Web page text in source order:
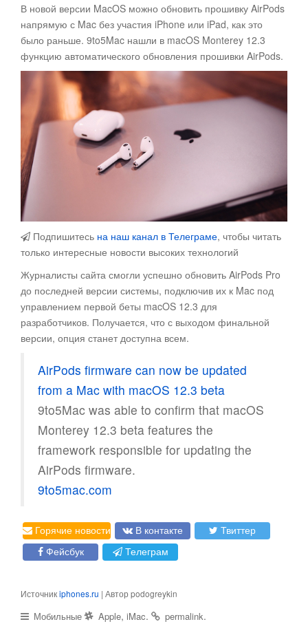
В новой версии MacOS можно обновить прошивку AirPods
напрямую с Mac без участия iPhone или iPad, как это
было раньше. 9to5Mac нашли в macOS Monterey 12.3
функцию автоматического обновления прошивки AirPods.
Подпишитесь на наш канал в Телеграме, чтобы читать
только интересные новости высоких технологий
Журналисты сайта смогли успешно обновить AirPods Pro
до последней версии системы, подключив их к Mac под
управлением первой беты macOS 12.3 для
разработчиков. Получается, что с выходом финальной
версии, опция станет доступна всем.
AirPods firmware can now be updated
from a Mac with macOS 12.3 beta
9to5Mac was able to confirm that macOS
Monterey 12.3 beta features the
framework responsible for updating the
AirPods firmware.
9to5mac.com
Горячие новости В контакте
Твиттер
Фейсбук
Телеграм
Источникiphones.ru | Автор podogreykin
Мобильные Apple, iMac. permalink.